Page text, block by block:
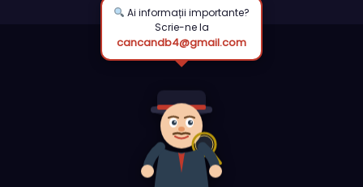
Ai informații importante?
Scrie-ne la
cancandb4@gmail.com